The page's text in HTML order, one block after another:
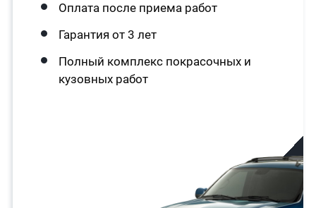
Оплата после приема работ
Гарантия от 3 лет
Полный комплекс покрасочных и
кузовных работ